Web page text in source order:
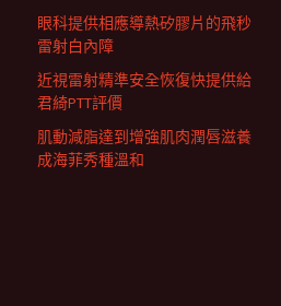
眼科提供相應導熱矽膠片的飛秒
雷射白內障
近視雷射精準安全恢復快提供給
君綺PTT評價
肌動減脂達到增強肌肉潤唇滋養
成海菲秀種溫和